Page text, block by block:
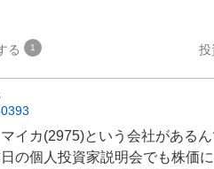
る 1 投
イカ(2975)という会社がある
の個人投資家説明会でも株価